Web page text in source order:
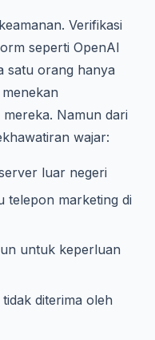
Verifikasi
seperti OpenAI
satu orang hanya
Namun dari
wajar:
luar negeri
telepon marketing di
untuk keperluan
diterima oleh